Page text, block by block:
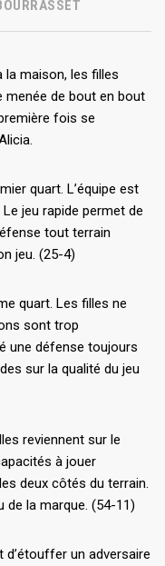
la maison, les filles
menée de bout en bout
fois se
quart. L’équipe est
jeu rapide permet de
tout terrain
jeu. (25-4)
quart. Les filles ne
sont trop
une défense toujours
sur la qualité du jeu
reviennent sur le
à jouer
deux côtés du terrain.
de la marque. (54-11)
d’étouffer un adversaire